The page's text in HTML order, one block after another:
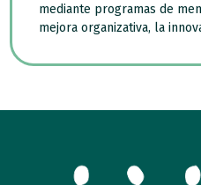
mediante programas de
mejora organizativa, la